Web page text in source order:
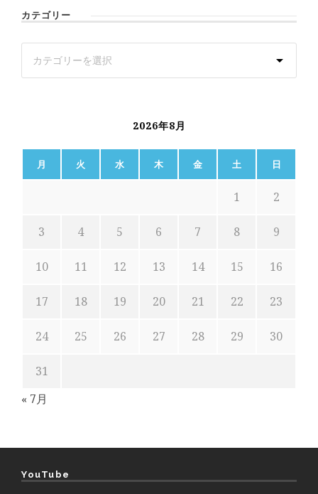
カテゴリー
2026年8月
月 火 水 木 金 土 日
1 2
3 4 5 6 7 8 9
10 11 12 13 14 15 16
17 18 19 20 21 22 23
24 25 26 27 28 29 30
31
« 7月
YouTube